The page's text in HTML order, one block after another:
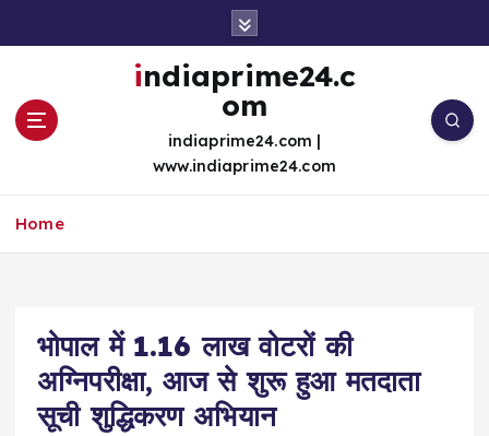
indiaprime24.c
om
indiaprime24.com |
www.indiaprime24.com
Home
भोपाल में 1.16 लाख वोटरों की
अग्निपरीक्षा, आज से शुरू हुआ मतदाता
सूची शुद्धिकरण अभियान